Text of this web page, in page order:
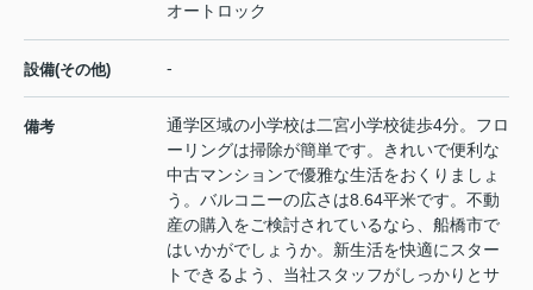
オートロック
設備(その他) -
備考
通学区域の小学校は二宮小学校徒歩4分。フロ
ーリングは掃除が簡単です。きれいで便利な
中古マンションで優雅な生活をおくりましょ
う。バルコニーの広さは8.64平米です。不動
産の購入をご検討されているなら、船橋市で
はいかがでしょうか。新生活を快適にスター
トできるよう、当社スタッフがしっかりとサ